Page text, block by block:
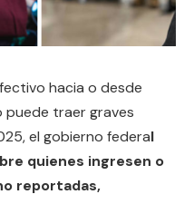
hacia o desde
puede traer graves
el gobierno federal
quienes ingresen o
reportadas,